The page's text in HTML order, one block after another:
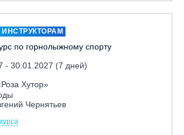
по горнолыжному спорту
- 30.01.2027 (7 дней)
Хутор»
Чернятьев